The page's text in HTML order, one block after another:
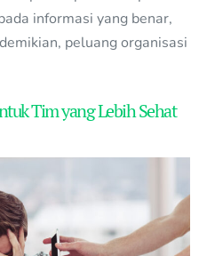
informasi yang benar,
peluang organisasi
Tim yang Lebih Sehat